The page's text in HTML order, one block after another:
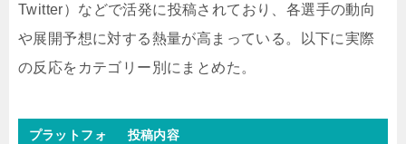
Twitter）などで活発に投稿されており、各選手の動向
や展開予想に対する熱量が高まっている。以下に実際
の反応をカテゴリー別にまとめた。
プラットフォ
投稿内容